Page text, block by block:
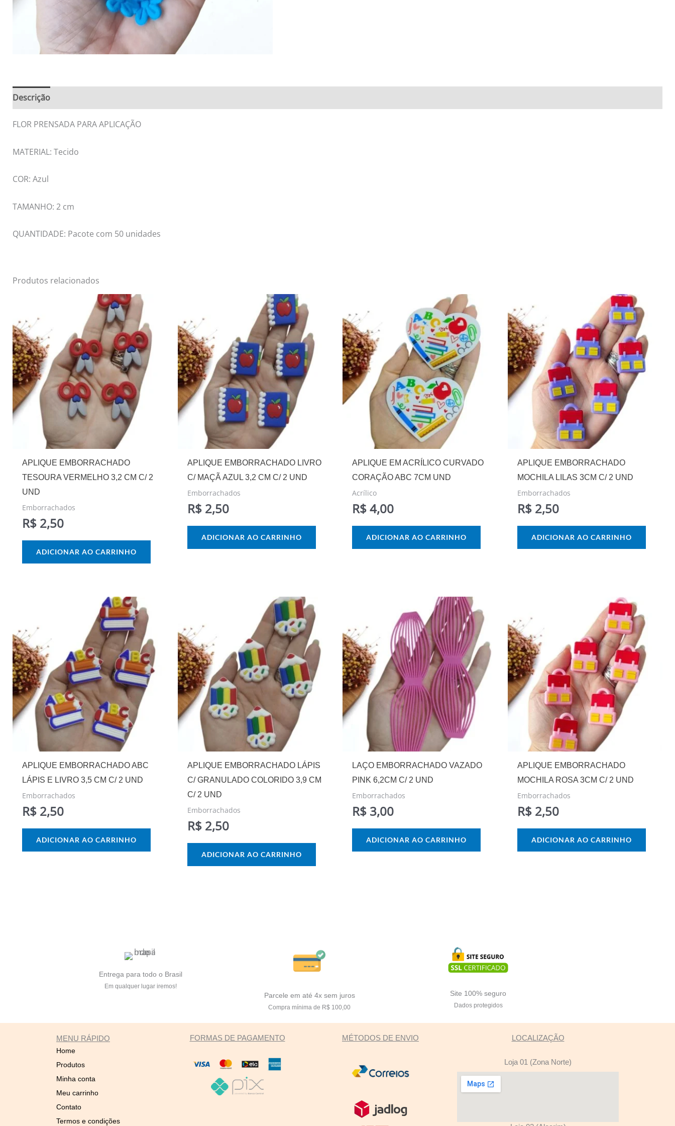
Descrição
FLOR PRENSADA PARA APLICAÇÃO
MATERIAL: Tecido
COR: Azul
TAMANHO: 2 cm
QUANTIDADE: Pacote com 50 unidades
Produtos relacionados
APLIQUE EMBORRACHADO
TESOURA VERMELHO 3,2 CM C/ 2
UND
Emborrachados
R$ 2,50
ADICIONAR AO CARRINHO
APLIQUE EMBORRACHADO LIVRO
C/ MAÇÃ AZUL 3,2 CM C/ 2 UND
Emborrachados
R$2,50
ADICIONAR AO CARRINHO
APLIQUE EM ACRÍLICO CURVADO
CORAÇÃO ABC 7CM UND
Acrílico
R$4,00
ADICIONAR AO CARRINHO
APLIQUE EMBORRACHADO
MOCHILA LILAS 3CM C/ 2 UND
Emborrachados
R$2,50
ADICIONAR AO CARRINHO
APLIQUE EMBORRACHADO ABC
LÁPIS E LIVRO 3,5 CM C/ 2 UND
Emborrachados
R$ 2,50
ADICIONAR AO CARRINHO
APLIQUE EMBORRACHADO LÁPIS
C/ GRANULADO COLORIDO 3,9 CM
C/ 2 UND
Emborrachados
R$2,50
ADICIONAR AO CARRINHO
LAÇO EMBORRACHADO VAZADO
PINK 6,2CM C/ 2 UND
Emborrachados
R$ 3,00
ADICIONAR AO CARRINHO
APLIQUE EMBORRACHADO
MOCHILA ROSA 3CM C/ 2 UND
Emborrachados
R$2,50
ADICIONAR AO CARRINHO
Entrega para todo o Brasil
Em qualquer lugar iremos!
Parcele em até 4x sem juros
Compra mínima de R$ 100,00
Site 100% seguro
Dados protegidos
MENU RÁPIDO
Home
Produtos
Minha conta
Meu carrinho
Contato
Termos e condições
FORMAS DE PAGAMENTO MÉTODOS DE ENVIO LOCALIZAÇÃO
Loja 01 (Zona Norte)